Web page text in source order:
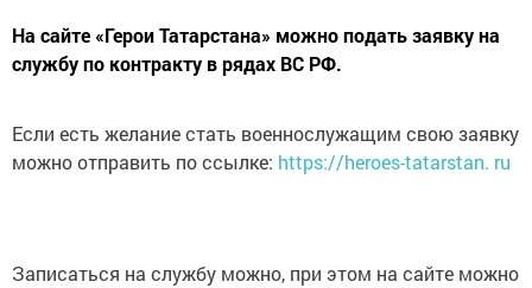
На сайте «Герои Татарстана» можно подать заявку на
службу по контракту в рядах ВС РФ.
Если есть желание стать военнослужащим свою заявку
можно отправить по ссылке: https://heroes-tatarstan. ru
Записаться на службу можно, при этом на сайте можно